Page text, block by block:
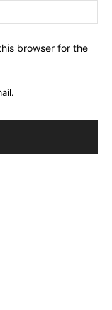
browser for the